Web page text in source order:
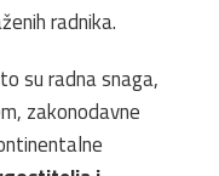
radnika.
su radna snaga,
zakonodavne